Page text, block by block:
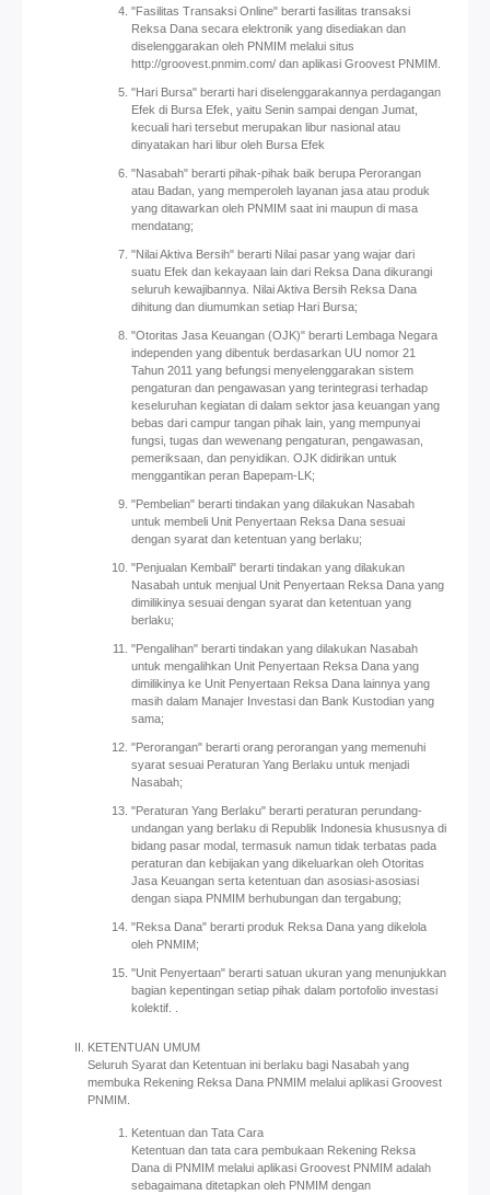
"Fasilitas Transaksi Online" berarti fasilitas transaksi
Reksa Dana secara elektronik yang disediakan dan
diselenggarakan oleh PNMIM melalui situs
http://groovest.pnmim.com/ dan aplikasi Groovest PNMIM.
"Hari Bursa" berarti hari diselenggarakannya perdagangan
Efek di Bursa Efek, yaitu Senin sampai dengan Jumat,
kecuali hari tersebut merupakan libur nasional atau
dinyatakan hari libur oleh Bursa Efek
"Nasabah" berarti pihak-pihak baik berupa Perorangan
atau Badan, yang memperoleh layanan jasa atau produk
yang ditawarkan oleh PNMIM saat ini maupun di masa
mendatang;
"Nilai Aktiva Bersih" berarti Nilai pasar yang wajar dari
suatu Efek dan kekayaan lain dari Reksa Dana dikurangi
seluruh kewajibannya. Nilai Aktiva Bersih Reksa Dana
dihitung dan diumumkan setiap Hari Bursa;
"Otoritas Jasa Keuangan (OJK)" berarti Lembaga Negara
independen yang dibentuk berdasarkan UU nomor 21
Tahun 2011 yang befungsi menyelenggarakan sistem
pengaturan dan pengawasan yang terintegrasi terhadap
keseluruhan kegiatan di dalam sektor jasa keuangan yang
bebas dari campur tangan pihak lain, yang mempunyai
fungsi, tugas dan wewenang pengaturan, pengawasan,
pemeriksaan, dan penyidikan. OJK didirikan untuk
menggantikan peran Bapepam-LK;
"Pembelian" berarti tindakan yang dilakukan Nasabah
untuk membeli Unit Penyertaan Reksa Dana sesuai
dengan syarat dan ketentuan yang berlaku;
"Penjualan Kembali" berarti tindakan yang dilakukan
Nasabah untuk menjual Unit Penyertaan Reksa Dana yang
dimilikinya sesuai dengan syarat dan ketentuan yang
berlaku;
"Pengalihan" berarti tindakan yang dilakukan Nasabah
untuk mengalihkan Unit Penyertaan Reksa Dana yang
dimilikinya ke Unit Penyertaan Reksa Dana lainnya yang
masih dalam Manajer Investasi dan Bank Kustodian yang
sama;
"Perorangan" berarti orang perorangan yang memenuhi
syarat sesuai Peraturan Yang Berlaku untuk menjadi
Nasabah;
"Peraturan Yang Berlaku" berarti peraturan perundang-
undangan yang berlaku di Republik Indonesia khususnya di
bidang pasar modal, termasuk namun tidak terbatas pada
peraturan dan kebijakan yang dikeluarkan oleh Otoritas
Jasa Keuangan serta ketentuan dan asosiasi-asosiasi
dengan siapa PNMIM berhubungan dan tergabung;
"Reksa Dana" berarti produk Reksa Dana yang dikelola
oleh PNMIM;
"Unit Penyertaan" berarti satuan ukuran yang menunjukkan
bagian kepentingan setiap pihak dalam portofolio investasi
kolektif. .
KETENTUAN UMUM
Seluruh Syarat dan Ketentuan ini berlaku bagi Nasabah yang
membuka Rekening Reksa Dana PNMIM melalui aplikasi Groovest
PNMIM.
Ketentuan dan Tata Cara
Ketentuan dan tata cara pembukaan Rekening Reksa
Dana di PNMIM melalui aplikasi Groovest PNMIM adalah
sebagaimana ditetapkan oleh PNMIM dengan